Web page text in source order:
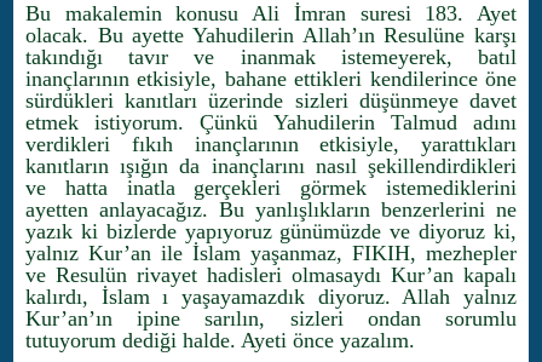
Bu makalemin konusu Ali İmran suresi 183. Ayet
olacak. Bu ayette Yahudilerin Allah’ın Resulüne karşı
takındığı tavır ve inanmak istemeyerek, batıl
inançlarının etkisiyle, bahane ettikleri kendilerince öne
sürdükleri kanıtları üzerinde sizleri düşünmeye davet
etmek istiyorum. Çünkü Yahudilerin Talmud adını
verdikleri fıkıh inançlarının etkisiyle, yarattıkları
kanıtların ışığın da inançlarını nasıl şekillendirdikleri
ve hatta inatla gerçekleri görmek istemediklerini
ayetten anlayacağız. Bu yanlışlıkların benzerlerini ne
yazık ki bizlerde yapıyoruz günümüzde ve diyoruz ki,
yalnız Kur’an ile İslam yaşanmaz, FIKIH, mezhepler
ve Resulün rivayet hadisleri olmasaydı Kur’an kapalı
kalırdı, İslam ı yaşayamazdık diyoruz. Allah yalnız
Kur’an’ın ipine sarılın, sizleri ondan sorumlu
tutuyorum dediği halde. Ayeti önce yazalım.